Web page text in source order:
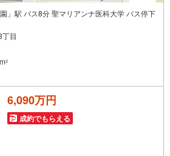
」駅 バス8分 聖マリアンナ医科大学 バス停下
目
2
6,090万円
成約でもらえる